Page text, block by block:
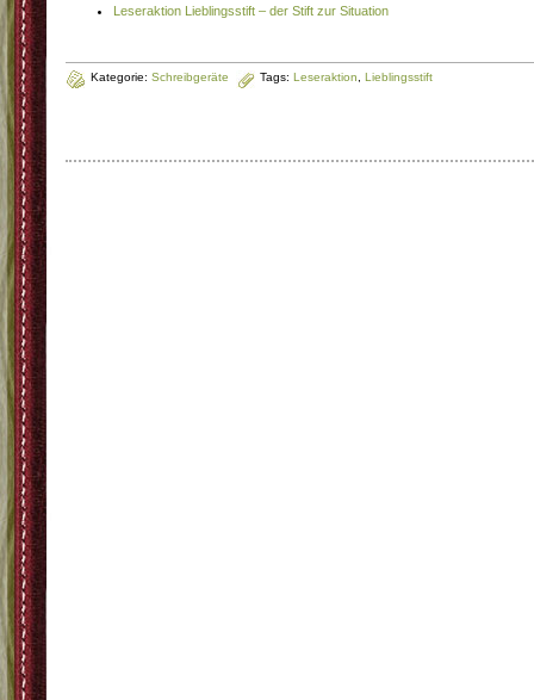
Leseraktion Lieblingsstift – der Stift zur Situation
Kategorie: Schreibgeräte Tags: Leseraktion Lieblingsstift